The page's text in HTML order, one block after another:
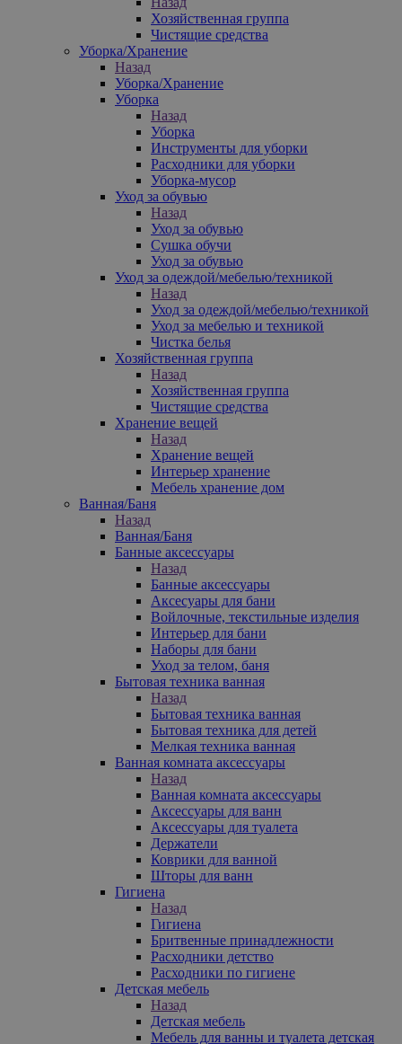
Хозяйственная группа
Чистящие средства
Уборка/Хранение
Назад
Уборка/Хранение
Уборка
Назад
Уборка
Инструменты для уборки
Расходники для уборки
Уборка-мусор
Уход за обувью
Назад
Уход за обувью
Сушка обучи
Уход за обувью
Уход за одеждой/мебелью/техникой
Назад
Уход за одеждой/мебелью/техникой
Уход за мебелью и техникой
Чистка белья
Хозяйственная группа
Назад
Хозяйственная группа
Чистящие средства
Хранение вещей
Назад
Хранение вещей
Интерьер хранение
Мебель хранение дом
Ванная/Баня
Назад
Ванная/Баня
Банные аксессуары
Назад
Банные аксессуары
Аксесуары для бани
Войлочные, текстильные изделия
Интерьер для бани
Наборы для бани
Уход за телом, баня
Бытовая техника ванная
Назад
Бытовая техника ванная
Бытовая техника для детей
Мелкая техника ванная
Ванная комната аксессуары
Назад
Ванная комната аксессуары
Аксессуары для ванн
Аксессуары для туалета
Держатели
Коврики для ванной
Шторы для ванн
Гигиена
Назад
Гигиена
Бритвенные принадлежности
Расходники детство
Расходники по гигиене
Детская мебель
Назад
Детская мебель
Мебель для ванны и туалета детская